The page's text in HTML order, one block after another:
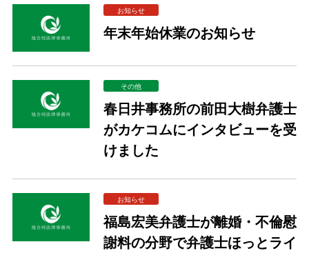
お知らせ
年末年始休業のお知らせ
その他
春日井事務所の前田大樹弁護士
がカケコムにインタビューを受
けました
お知らせ
福島宏美弁護士が離婚・不倫慰
謝料の分野で弁護士ほっとライ